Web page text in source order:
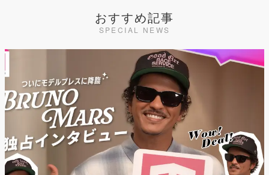
おすすめ記事
SPECIAL NEWS